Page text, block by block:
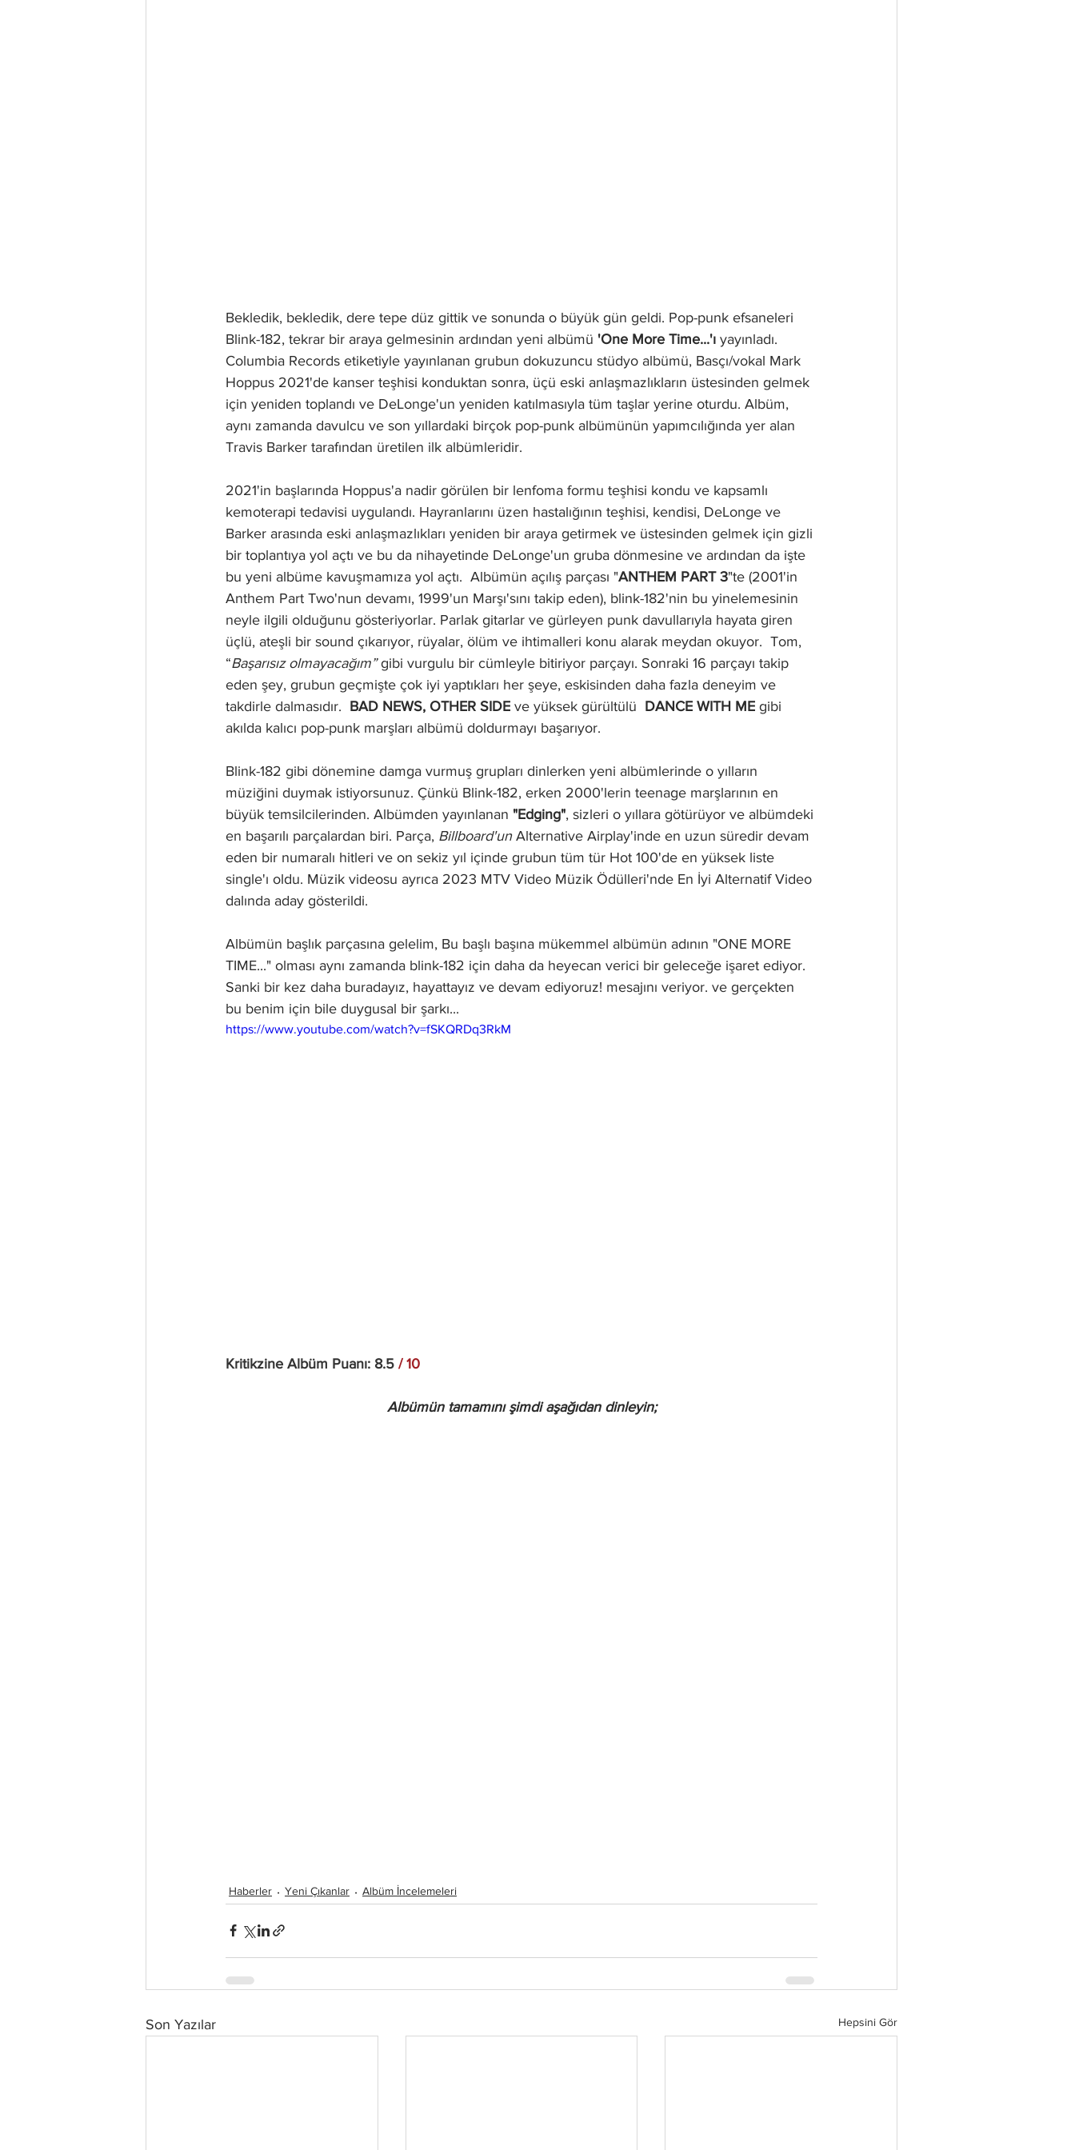
Bekledik, bekledik, dere tepe düz gittik ve sonunda o büyük gün geldi. Pop-punk efsaneleri
Blink-182, tekrar bir araya gelmesinin ardından yeni albümü 'One More Time...'ı yayınladı.
Columbia Records etiketiyle yayınlanan grubun dokuzuncu stüdyo albümü, Basçı/vokal Mark
Hoppus 2021'de kanser teşhisi konduktan sonra, üçü eski anlaşmazlıkların üstesinden gelmek
için yeniden toplandı ve DeLonge'un yeniden katılmasıyla tüm taşlar yerine oturdu. Albüm,
aynı zamanda davulcu ve son yıllardaki birçok pop-punk albümünün yapımcılığında yer alan
Travis Barker tarafından üretilen ilk albümleridir.
2021'in başlarında Hoppus'a nadir görülen bir lenfoma formu teşhisi kondu ve kapsamlı
kemoterapi tedavisi uygulandı. Hayranlarını üzen hastalığının teşhisi, kendisi, DeLonge ve
Barker arasında eski anlaşmazlıkları yeniden bir araya getirmek ve üstesinden gelmek için gizli
bir toplantıya yol açtı ve bu da nihayetinde DeLonge'un gruba dönmesine ve ardından da işte
bu yeni albüme kavuşmamıza yol açtı.  Albümün açılış parçası "ANTHEM PART 3"te (2001'in
Anthem Part Two'nun devamı, 1999'un Marşı'sını takip eden), blink-182'nin bu yinelemesinin
neyle ilgili olduğunu gösteriyorlar. Parlak gitarlar ve gürleyen punk davullarıyla hayata giren
üçlü, ateşli bir sound çıkarıyor, rüyalar, ölüm ve ihtimalleri konu alarak meydan okuyor.  Tom,
“Başarısız olmayacağım” gibi vurgulu bir cümleyle bitiriyor parçayı. Sonraki 16 parçayı takip
eden şey, grubun geçmişte çok iyi yaptıkları her şeye, eskisinden daha fazla deneyim ve
takdirle dalmasıdır. BAD NEWS, OTHER SIDE ve yüksek gürültülü DANCE WITH ME gibi
akılda kalıcı pop-punk marşları albümü doldurmayı başarıyor.
Blink-182 gibi dönemine damga vurmuş grupları dinlerken yeni albümlerinde o yılların
müziğini duymak istiyorsunuz. Çünkü Blink-182, erken 2000'lerin teenage marşlarının en
büyük temsilcilerinden. Albümden yayınlanan "Edging", sizleri o yıllara götürüyor ve albümdeki
en başarılı parçalardan biri. Parça, Billboard'un Alternative Airplay'inde en uzun süredir devam
eden bir numaralı hitleri ve on sekiz yıl içinde grubun tüm tür Hot 100'de en yüksek liste
single'ı oldu. Müzik videosu ayrıca 2023 MTV Video Müzik Ödülleri'nde En İyi Alternatif Video
dalında aday gösterildi.
Albümün başlık parçasına gelelim, Bu başlı başına mükemmel albümün adının "ONE MORE
TIME..." olması aynı zamanda blink-182 için daha da heyecan verici bir geleceğe işaret ediyor.
Sanki bir kez daha buradayız, hayattayız ve devam ediyoruz! mesajını veriyor. ve gerçekten
bu benim için bile duygusal bir şarkı...
https://www.youtube.com/watch?v=fSKQRDq3RkM
Kritikzine Albüm Puanı: 8.5 / 10
Albümün tamamını şimdi aşağıdan dinleyin;
Haberler Yeni Çıkanlar Albüm İncelemeleri
Son Yazılar Hepsini Gör